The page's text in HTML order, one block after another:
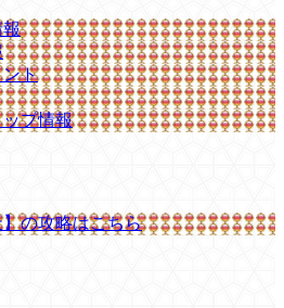
ト
プ情報
の攻略はこちら